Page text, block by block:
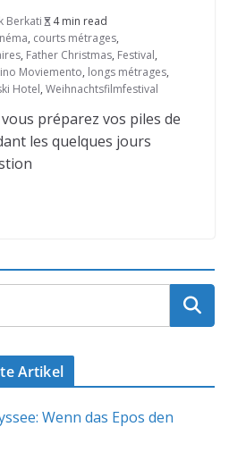
Berkati
4 min read
, courts métrages,
, Father Christmas, Festival,
Moviemento, longs métrages,
Hotel, Weihnachtsfilmfestival
préparez vos piles de
les quelques jours
Artikel
Wenn das Epos den